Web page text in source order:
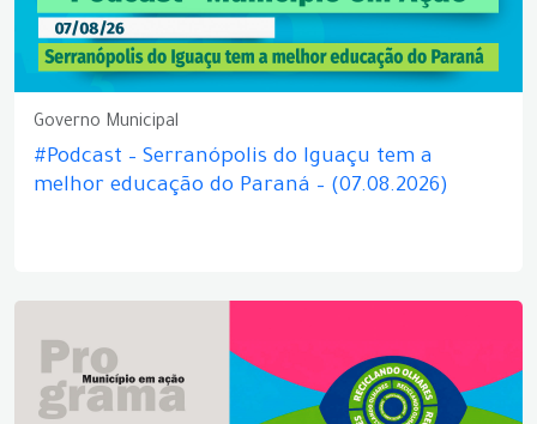
Governo Municipal
#Podcast – Serranópolis do Iguaçu tem a
melhor educação do Paraná – (07.08.2026)